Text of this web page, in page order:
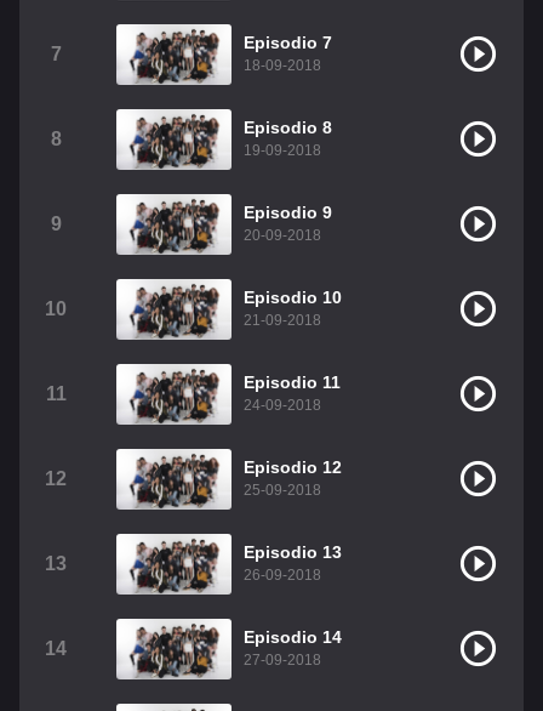
Christian Chavez
Dulce María
RBD Como Assistir Legendado
7
Episodio 7
18-09-2018
8
Episodio 8
19-09-2018
9
Episodio 9
20-09-2018
10
Episodio 10
21-09-2018
11
Episodio 11
24-09-2018
12
Episodio 12
25-09-2018
13
Episodio 13
26-09-2018
14
Episodio 14
27-09-2018